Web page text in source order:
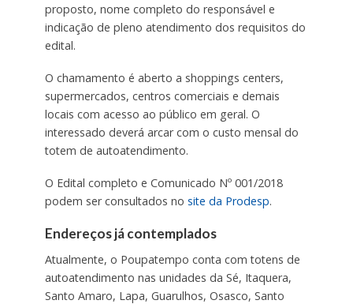
proposto, nome completo do responsável e
indicação de pleno atendimento dos requisitos do
edital.
O chamamento é aberto a shoppings centers,
supermercados, centros comerciais e demais
locais com acesso ao público em geral. O
interessado deverá arcar com o custo mensal do
totem de autoatendimento.
O Edital completo e Comunicado Nº 001/2018
podem ser consultados no site da Prodesp.
Endereços já contemplados
Atualmente, o Poupatempo conta com totens de
autoatendimento nas unidades da Sé, Itaquera,
Santo Amaro, Lapa, Guarulhos, Osasco, Santo